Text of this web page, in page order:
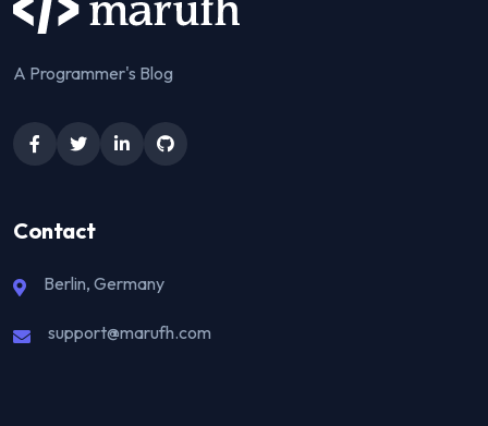
A Programmer's Blog
Contact
Berlin, Germany
support@marufh.com